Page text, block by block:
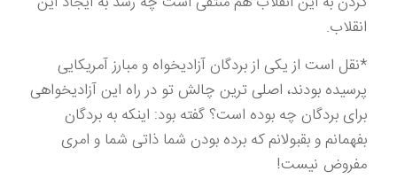
انقلاب.
*نقل است از یکی از بردگان آزادیخواه و مبارز آمریکایی
پرسیده بودند، اصلی ترین چالش تو در راه این آزادیخواهی
برای بردگان چه بوده است؟ گفته بود: اینکه به بردگان
بفهمانم و بقبولانم که برده بودن شما ذاتی شما و امری
مفروض نیست!